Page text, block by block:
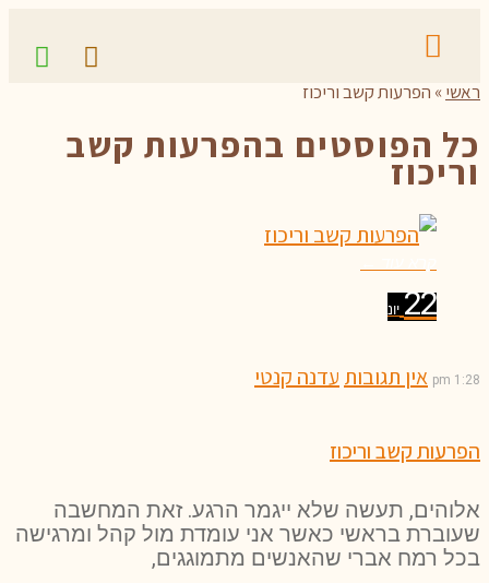
ראשי» הפרעות קשב וריכוז
כל הפוסטים בהפרעות קשב
וריכוז
22 יונ
1:28 pm אין תגובות עדנה קנטי
הפרעות קשב וריכוז
אלוהים, תעשה שלא ייגמר הרגע. זאת המחשבה
שעוברת בראשי כאשר אני עומדת מול קהל ומרגישה
בכל רמח אברי שהאנשים מתמוגגים,